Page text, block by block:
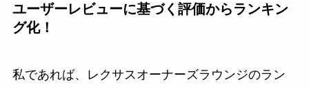
ユーザーレビューに基づく評価からランキン
グ化！
私であれば、レクサスオーナーズラウンジのラン